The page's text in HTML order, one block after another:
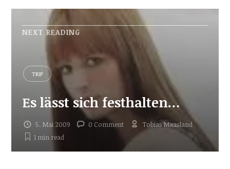
NEXT READING
TRIP
Es lässt sich festhalten…
5. Mai 2009 0 Comment
Tobias Maasland
1 minread